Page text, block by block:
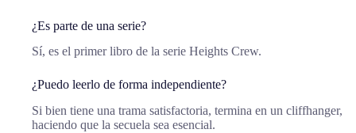
¿Es parte de una serie?
Sí, es el primer libro de la serie Heights Crew.
¿Puedo leerlo de forma independiente?
Si bien tiene una trama satisfactoria, termina en un cliffhanger,
haciendo que la secuela sea esencial.